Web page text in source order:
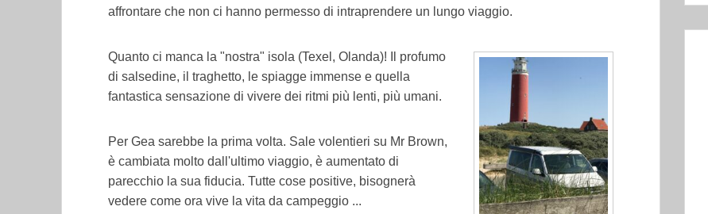
affrontare che non ci hanno permesso di intraprendere un lungo viaggio.
Quanto ci manca la "nostra" isola (Texel, Olanda)!
Il profumo
di salsedine, il traghetto, le spiagge immense e quella
fantastica sensazione di vivere dei ritmi più lenti, più umani.
Per Gea sarebbe la prima volta. Sale volentieri su Mr Brown,
è cambiata molto dall'ultimo viaggio, è aumentato di
parecchio la sua fiducia. Tutte cose positive, bisognerà
vedere come ora vive la vita da campeggio ...